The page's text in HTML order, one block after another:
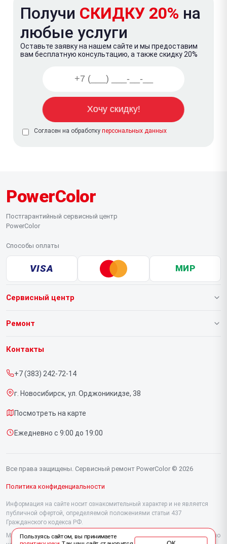
Получи СКИДКУ 20% на
любые услуги
Оставьте заявку на нашем сайте и мы предоставим
вам бесплатную консультацию, а также скидку 20%
Согласен на обработку персональных данных
PowerColor
Постгарантийный сервисный центр
PowerColor
Способы оплаты
VISA МИР
Сервисный центр
О нашем сервисе
Срочный ремонт
Доставка и способы оплаты
Диагностика
Контакты
Ремонт
Видеокарт
Контакты
+7 (383) 242-72-14
г. Новосибирск, ул. Орджоникидзе, 38
Посмотреть на карте
Ежедневно с 9:00 до 19:00
Все права защищены. Сервисный ремонт PowerColor © 2026
Политика конфиденциальности
Информация на сайте носит ознакомительный характер и не является
публичной офертой, определяемой положениями статьи 437
Гражданского кодекса РФ.
Мы специализируемся на обслуживании и ремонте техники PowerColor, но
Пользуясь сайтом, вы принимаете